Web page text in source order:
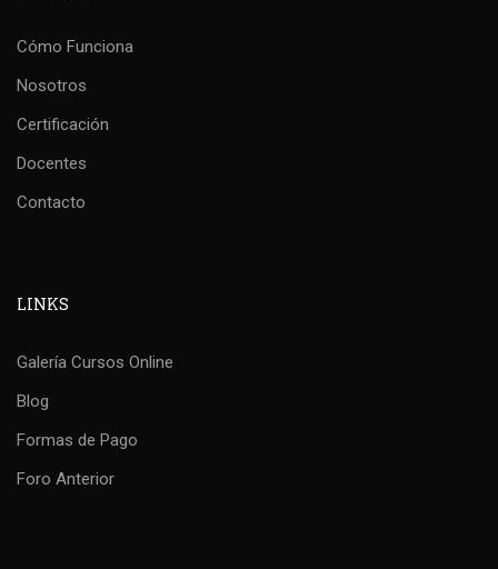
Cómo Funciona
Nosotros
Certificación
Docentes
Contacto
LINKS
Galería Cursos Online
Blog
Formas de Pago
Foro Anterior